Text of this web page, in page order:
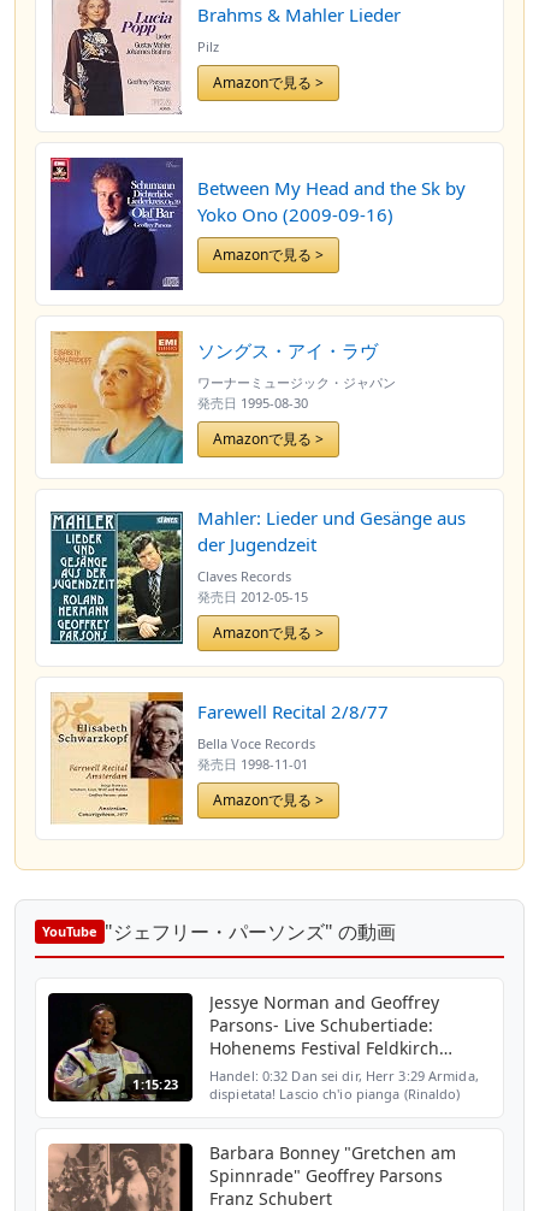
Brahms & Mahler Lieder
Pilz
Amazonで見る >
Between My Head and the Sk by
Yoko Ono (2009-09-16)
Amazonで見る >
ソングス・アイ・ラヴ
ワーナーミュージック・ジャパン
発売日 1995-08-30
Amazonで見る >
Mahler: Lieder und Gesänge aus
der Jugendzeit
Claves Records
発売日 2012-05-15
Amazonで見る >
Farewell Recital 2/8/77
Bella Voce Records
発売日 1998-11-01
Amazonで見る >
YouTube "ジェフリー・パーソンズ" の動画
1:15:23
Jessye Norman and Geoffrey
Parsons- Live Schubertiade:
Hohenems Festival Feldkirch
Austria 6/1987
Handel: 0:32 Dan sei dir, Herr 3:29 Armida,
dispietata! Lascio ch'io pianga (Rinaldo)
Fremde Op ...
Barbara Bonney "Gretchen am
Spinnrade" Geoffrey Parsons
Franz Schubert